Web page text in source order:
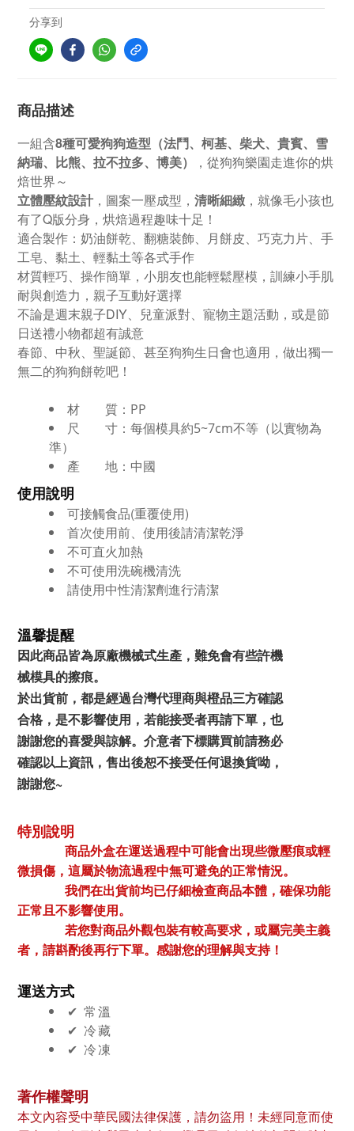
分享到
商品描述
一組含8種可愛狗狗造型（法鬥、柯基、柴犬、貴賓、雪
納瑞、比熊、拉不拉多、博美）
，從狗狗樂園走進你的烘
焙世界～
立體壓紋設計，圖案一壓成型， 清晰細緻 ，就像毛小孩也
有了Q版分身，烘焙過程趣味十足！
適合製作：奶油餅乾、翻糖裝飾、月餅皮、巧克力片、手
工皂、黏土、輕黏土等各式手作
材質輕巧、操作簡單，小朋友也能輕鬆壓模，訓練小手肌
耐與創造力，親子互動好選擇
不論是週末親子DIY、兒童派對、寵物主題活動，或是節
日送禮小物都超有誠意
春節、中秋、聖誕節、甚至狗狗生日會也適用，做出獨一
無二的狗狗餅乾吧！
材 質：PP
尺 寸：每個模具約5~7cm不等（以實物為
準）
產 地：中國
使用說明
可接觸食品(重覆使用)
首次使用前、使用後請清潔乾淨
不可直火加熱
不可使用洗碗機清洗
請使用中性清潔劑進行清潔
溫馨提醒
因此商品皆為原廠機械式生產，難免會有些許機
械模具的擦痕。
於出貨前，都是經過台灣代理商與橙品三方確認
合格，是不影響使用，若能接受者再請下單，也
謝謝您的喜愛與諒解。 介意者下標購買前請務必
確認以上資訊，售出後恕不接受任何退換貨呦，
謝謝您~
特別說明
商品外盒在運送過程中可能會出現些微壓痕或輕
微損傷，這屬於物流過程中無可避免的正常情況。
我們在出貨前均已仔細檢查商品本體，確保功能
正常且不影響使用。
若您對商品外觀包裝有較高要求，或屬完美主義
者，請斟酌後再行下單。感謝您的理解與支持！
運送方式
✔︎ 常溫
✔︎ 冷藏
✔︎ 冷凍
著作權聲明
本文內容受中華民國法律保護，請勿盜用！未經同意而使